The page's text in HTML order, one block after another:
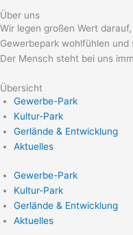
Über uns
Wir legen großen Wert
Gewerbepark wohlfühlen
Der Mensch steht bei uns
Übersicht
Gewerbe-Park
Kultur-Park
Gerlände & Entwicklung
Aktuelles
Gewerbe-Park
Kultur-Park
Gerlände & Entwicklung
Aktuelles